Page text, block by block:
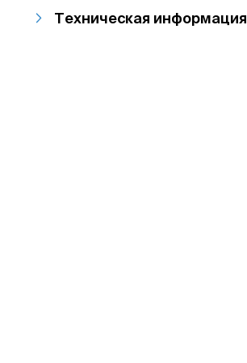
Техническая информация